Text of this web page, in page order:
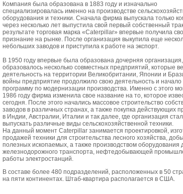
Компания была образована в 1883 году и изначально
специализировалась именно на производстве
оборудования и техники. Сначала фирма выпускала только
через несколько лет выпустила свой первый собственный
результате торговая марка «Caterpillar» впервые получила
признание на рынке. После организация выкупила еще
небольших заводов и приступила к работе на экспорт.
В 1950 году впервые была образована дочерняя организация,
образовалось несколько совместных предприятий, которые
деятельность на территории Великобритании, Японии и
войны предприятие продолжило свою деятельность и начало
программу по модернизации производства. Именно с этого
1986 году фирма изменила свое название на то, которое
сегодня. После этого начались массовое строительство
заводов в различных странах, а также покупка действующих
в Индии, Австралии, Италии и так далее, где организация
выпускать различные виды сельскохозяйственной техники.
На данный момент Caterpillar занимается проектировкой,
продажей техники для строительства лесного хозяйства,
полезных ископаемых, а также производством оборудования
железнодорожного транспорта, нефтедобывающей
работы электростанций.
В составе более 480 подразделений, расположенных в 50
на пяти континентах. Штаб-квартира располагается в США.